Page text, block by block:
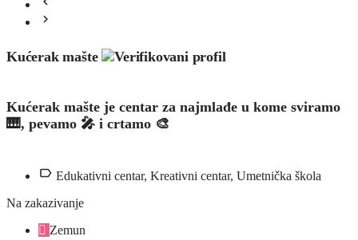
Kućerak mašte
Kućerak mašte je centar za najmlađe u kome sviramo
🎹, pevamo 🎤 i crtamo 🎨
Edukativni centar, Kreativni centar, Umetnička škola
Na zakazivanje
Zemun